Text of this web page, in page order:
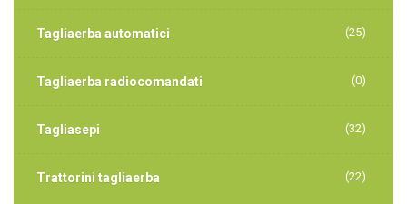
Tagliaerba automatici (25)
Tagliaerba radiocomandati (0)
Tagliasepi (32)
Trattorini tagliaerba (22)